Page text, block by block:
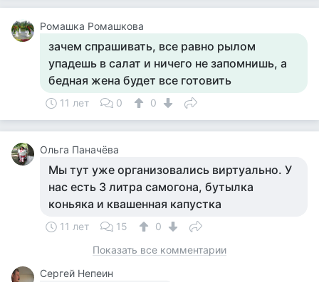
Ромашка Ромашкова
зачем спрашивать, все равно рылом
упадешь в салат и ничего не запомнишь, а
бедная жена будет все готовить
11 лет 0 0
Ольга Паначёва
Мы тут уже организовались виртуально. У
нас есть 3 литра самогона, бутылка
коньяка и квашенная капустка
11 лет 15
0
Показать все комментарии
Сергей Непеин